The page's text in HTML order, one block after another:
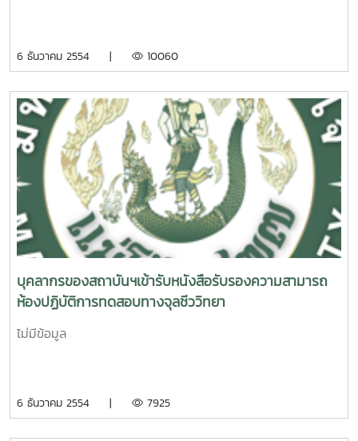
6 ธันวาคม 2554 | 10060
บุคลากรของสถาบันฯเข้ารับหนังสือรับรองความสามารถ
ห้องปฏิบัติการทดสอบทางจุลชีววิทยา
ไม่มีข้อมูล
6 ธันวาคม 2554 | 7925